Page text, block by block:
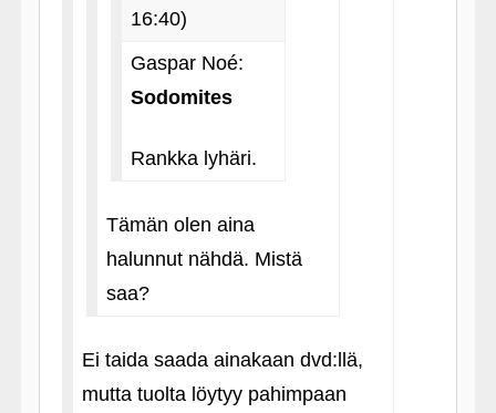
16:40)
Gaspar Noé:
Sodomites
Rankka lyhäri.
Tämän olen aina
halunnut nähdä. Mistä
saa?
Ei taida saada ainakaan dvd:llä,
mutta tuolta löytyy pahimpaan